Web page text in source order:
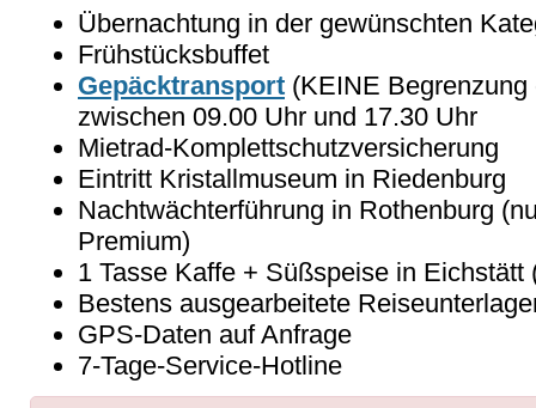
Übernachtung in der gewünschten
Frühstücksbuffet
Gepäcktransport (KEINE
zwischen 09.00 Uhr und 17.30 Uhr
Mietrad-Komplettschutzversicherung
Eintritt Kristallmuseum in Riedenburg
Nachtwächterführung in Rothenburg
Premium)
1 Tasse Kaffe + Süßspeise in Eichstätt
Bestens ausgearbeitete
GPS-Daten auf Anfrage
7-Tage-Service-Hotline